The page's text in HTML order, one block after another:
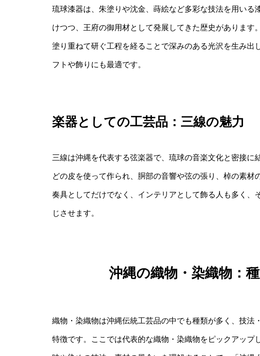
琉球漆器は、朱塗りや沈金、蒔絵など多彩な技法を用いる
けつつ、王府の御用材として発展してきた歴史があります
塗り重ねて研ぐ工程を経ることで深みのある光沢を生み出
フトや飾りにも最適です。
楽器としての工芸品：三線の魅力
三線は沖縄を代表する弦楽器で、琉球の音楽文化と密接に
どの皮を使って作られ、胴部の音響や弦の張り、棹の素
奏具としてだけでなく、インテリアとして飾る人も多く、
じさせます。
沖縄の織物・染織物：
織物・染織物は沖縄伝統工芸品の中でも種類が多く、技法
特徴です。ここでは代表的な織物・染織物をピックアップ